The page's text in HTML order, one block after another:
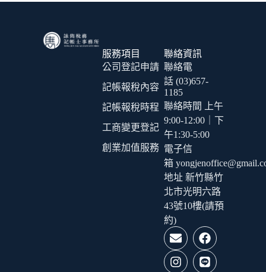
服務項目
公司登記申請
記帳報稅內容
記帳報稅時程
工商變更登記
創業加值服務
聯絡資訊
聯絡電
話 (03)657-
1185
聯絡時間 上午
9:00-12:00｜下
午1:30-5:00
電子信
箱
地址 新竹縣竹
北市光明六路
43號10樓(請預
約)